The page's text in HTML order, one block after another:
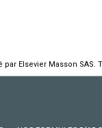
Elsevier Masson SAS.